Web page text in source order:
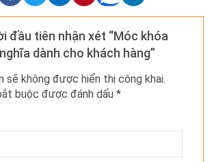
đầu tiên nhận xét “Móc khóa
dành cho khách hàng”
sẽ không được hiển thị công khai.
buộc được đánh dấu *